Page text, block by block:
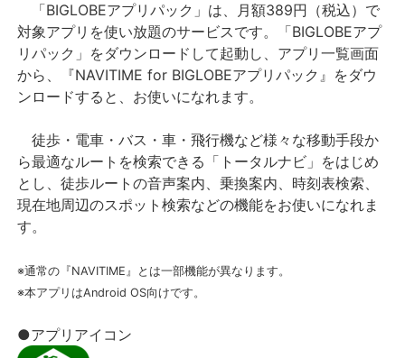
個人向けサービス
法人向けサービス
採用情報
English
「BIGLOBEアプリパック」は、月額389円（税込）で
対象アプリを使い放題のサービスです。「BIGLOBEアプ
リパック」をダウンロードして起動し、アプリ一覧画面
から、『NAVITIME for BIGLOBEアプリパック』をダウ
ンロードすると、お使いになれます。
徒歩・電車・バス・車・飛行機など様々な移動手段か
ら最適なルートを検索できる「トータルナビ」をはじめ
とし、徒歩ルートの音声案内、乗換案内、時刻表検索、
現在地周辺のスポット検索などの機能をお使いになれま
す。
※通常の『NAVITIME』とは一部機能が異なります。
※本アプリはAndroid OS向けです。
●アプリアイコン